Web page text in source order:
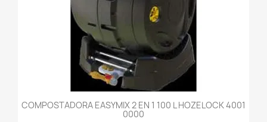
COMPOSTADORA EASYMIX 2 EN 1 100 L HOZELOCK 4001
0000